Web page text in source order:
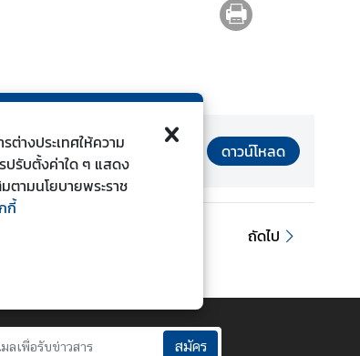
ดาวน์โหลด
ถัดไป
สมัคร
างประเทศให้ความ
ปรับตั้งค่าใด ๆ แสดง
ตามนโยบายพระราช
กี้